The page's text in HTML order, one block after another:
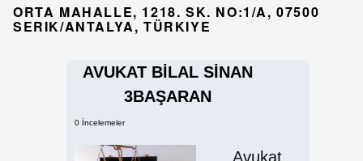
ORTA MAHALLE, 1218. SK. NO:1/A, 07500
SERIK/ANTALYA, TÜRKIYE
AVUKAT BİLAL SİNAN
3BAŞARAN
0 İncelemeler
Avukat